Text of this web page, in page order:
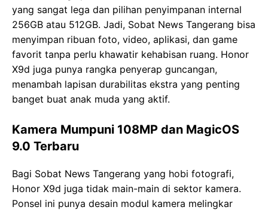
yang sangat lega dan pilihan penyimpanan internal
256GB atau 512GB. Jadi, Sobat News Tangerang bisa
menyimpan ribuan foto, video, aplikasi, dan game
favorit tanpa perlu khawatir kehabisan ruang. Honor
X9d juga punya rangka penyerap guncangan,
menambah lapisan durabilitas ekstra yang penting
banget buat anak muda yang aktif.
Kamera Mumpuni 108MP dan MagicOS
9.0 Terbaru
Bagi Sobat News Tangerang yang hobi fotografi,
Honor X9d juga tidak main-main di sektor kamera.
Ponsel ini punya desain modul kamera melingkar